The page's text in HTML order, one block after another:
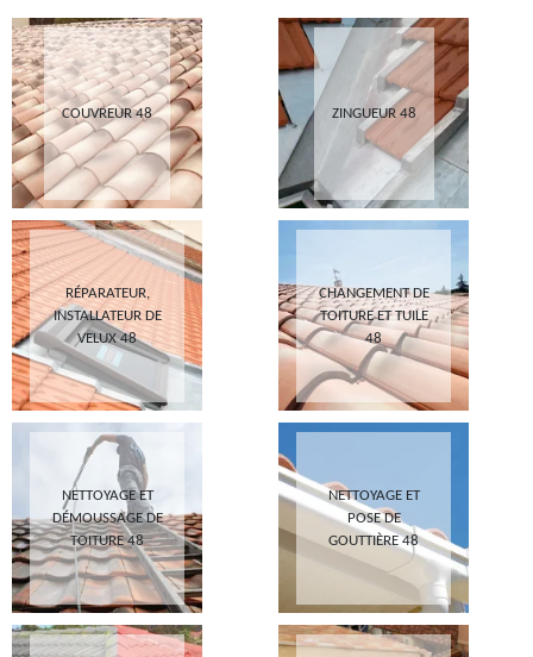
COUVREUR 48 ZINGUEUR 48
RÉPARATEUR,
INSTALLATEUR DE
VELUX 48
CHANGEMENT DE
TOITURE ET TUILE
48
NETTOYAGE ET
DÉMOUSSAGE DE
TOITURE 48
NETTOYAGE ET
POSE DE
GOUTTIÈRE 48